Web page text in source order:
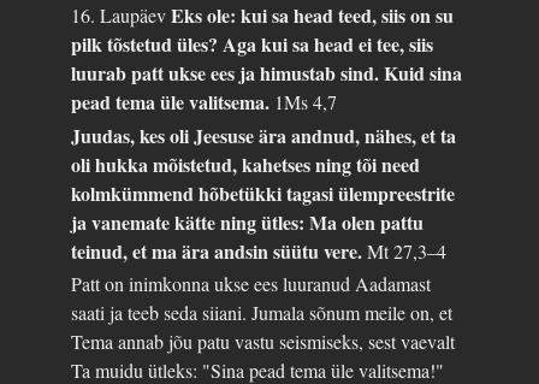
16. LaupäevEks ole: kui sa head teed, siis on su
pilk tõstetud üles? Aga kui sa head ei tee, siis
luurab patt ukse ees ja himustab sind. Kuid sina
pead tema üle valitsema. 1Ms 4,7
Juudas, kes oli Jeesuse ära andnud, nähes, et ta
oli hukka mõistetud, kahetses ning tõi need
kolmkümmend hõbetükki tagasi ülempreestrite
ja vanemate kätte ning ütles: Ma olen pattu
teinud, et ma ära andsin süütu vere.Mt 27,3–4
Patt on inimkonna ukse ees luuranud Aadamast
saati ja teeb seda siiani. Jumala sõnum meile on, et
Tema annab jõu patu vastu seismiseks, sest vaevalt
Ta muidu ütleks: "Sina pead tema üle valitsema!"